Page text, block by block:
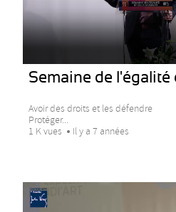
Semaine de l'égalité
Avoir des droits et les défendre
Protéger...
1 K vues
Il y a 7 années